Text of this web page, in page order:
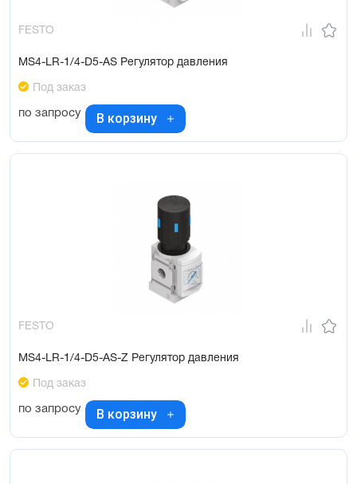
FESTO
MS4-LR-1/4-D5-AS Регулятор давления
Под заказ
по запросу В корзину
FESTO
MS4-LR-1/4-D5-AS-Z Регулятор давления
Под заказ
по запросу В корзину